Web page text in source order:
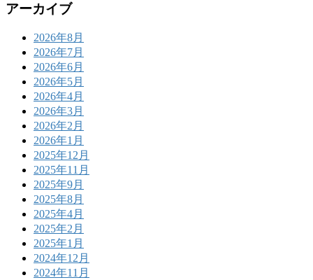
アーカイブ
2026年8月
2026年7月
2026年6月
2026年5月
2026年4月
2026年3月
2026年2月
2026年1月
2025年12月
2025年11月
2025年9月
2025年8月
2025年4月
2025年2月
2025年1月
2024年12月
2024年11月